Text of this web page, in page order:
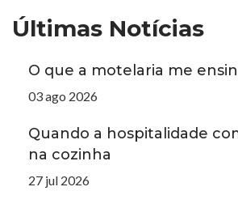
Últimas Notícias
O que a motelaria me
03 ago 2026
Quando a hospitalidade
na cozinha
27 jul 2026